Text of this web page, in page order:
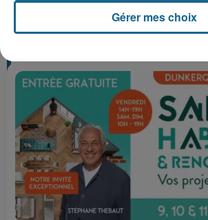
Gérer mes choix